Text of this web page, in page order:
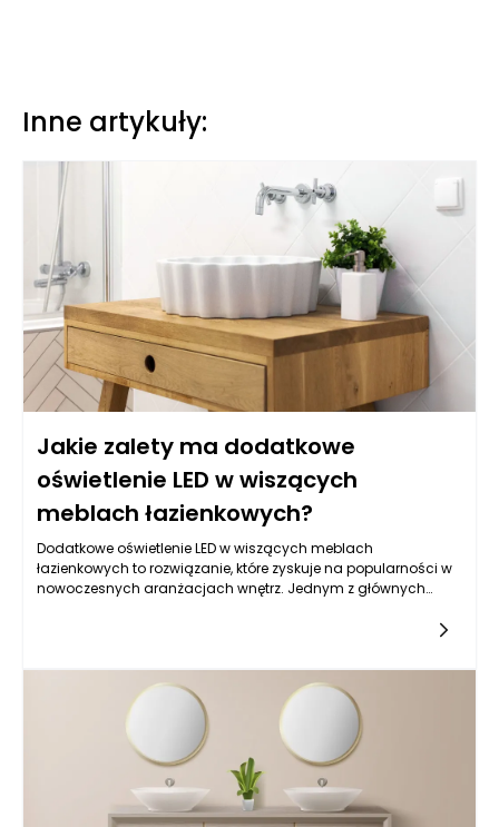
Inne artykuły:
Jakie zalety ma dodatkowe
oświetlenie LED w wiszących
meblach łazienkowych?
Dodatkowe oświetlenie LED w wiszących meblach
łazienkowych to rozwiązanie, które zyskuje na popularności w
nowoczesnych aranżacjach wnętrz. Jednym z głównych
funkcjonalności przestrzeni. W łazience szczególnie ważne jest
wykonujemy różnorodne czynności wymagające
precyzyjnego widzenia, takie jak golenie, aplikacja
kosmetyków czy stylizacja włosów. Dodatkowe źródło światła
w meblach łazienkowych sprawia, że te czynności stają się
dużo prostsze, a co za tym idzie, bardziej precyzyjne. Dzięki
odpowiedniemu oświetleniu można zauważyć detale, które
mogłyby umknąć w słabiej oświetlonych warunkach, co
wpływa na efektywność wykonywanych w łazience zadań.